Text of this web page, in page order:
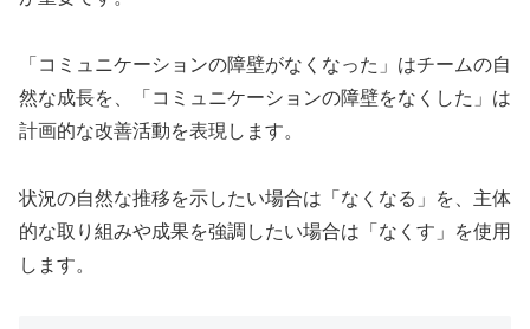
「コミュニケーションの障壁がなくなった」はチームの自
然な成長を、「コミュニケーションの障壁をなくした」は
計画的な改善活動を表現します。
状況の自然な推移を示したい場合は「なくなる」を、主体
的な取り組みや成果を強調したい場合は「なくす」を使用
します。